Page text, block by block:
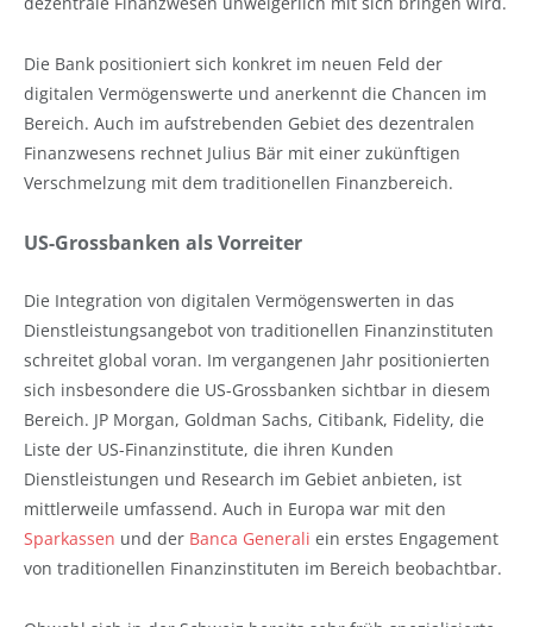
Die Bank positioniert sich konkret im neuen Feld der
digitalen Vermögenswerte und anerkennt die Chancen im
Bereich. Auch im aufstrebenden Gebiet des dezentralen
Finanzwesens rechnet Julius Bär mit einer zukünftigen
Verschmelzung mit dem traditionellen Finanzbereich.
US-Grossbanken als Vorreiter
Die Integration von digitalen Vermögenswerten in das
Dienstleistungsangebot von traditionellen Finanzinstituten
schreitet global voran. Im vergangenen Jahr positionierten
sich insbesondere die US-Grossbanken sichtbar in diesem
Bereich. JP Morgan, Goldman Sachs, Citibank, Fidelity, die
Liste der US-Finanzinstitute, die ihren Kunden
Dienstleistungen und Research im Gebiet anbieten, ist
mittlerweile umfassend. Auch in Europa war mit den
Sparkassen und der Banca Generali ein erstes Engagement
von traditionellen Finanzinstituten im Bereich beobachtbar.